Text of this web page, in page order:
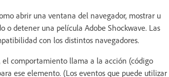
abrir una ventana del navegador, mostrar u
o detener una película Adobe Shockwave. Las
con los distintos navegadores.
comportamiento llama a la acción (código
ese elemento. (Los eventos que puede utilizar